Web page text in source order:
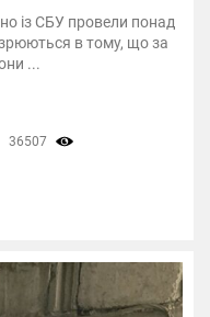
із СБУ провели понад
в тому, що за
...
36507